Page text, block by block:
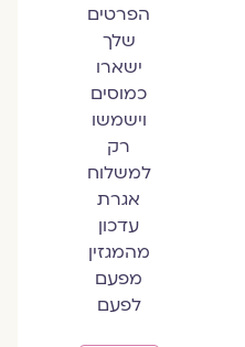
הפרטים
שלך
ישארו
כמוסים
וישמשו
רק
למשלוח
אגרת
עדכון
מהמגזין
מפעם
לפעם